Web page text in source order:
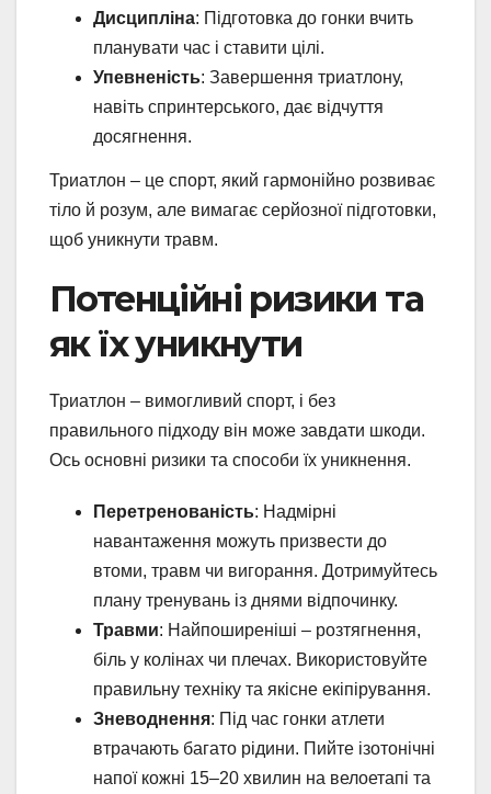
Дисципліна: Підготовка до гонки вчить
планувати час і ставити цілі.
Упевненість: Завершення триатлону,
навіть спринтерського, дає відчуття
досягнення.
Триатлон – це спорт, який гармонійно розвиває
тіло й розум, але вимагає серйозної підготовки,
щоб уникнути травм.
Потенційні ризики та
як їх уникнути
Триатлон – вимогливий спорт, і без
правильного підходу він може завдати шкоди.
Ось основні ризики та способи їх уникнення.
Перетренованість: Надмірні
навантаження можуть призвести до
втоми, травм чи вигорання. Дотримуйтесь
плану тренувань із днями відпочинку.
Травми: Найпоширеніші – розтягнення,
біль у колінах чи плечах. Використовуйте
правильну техніку та якісне екіпірування.
Зневоднення: Під час гонки атлети
втрачають багато рідини. Пийте ізотонічні
напої кожні 15–20 хвилин на велоетапі та